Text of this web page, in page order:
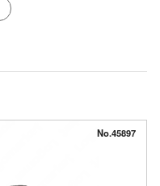
No.45897